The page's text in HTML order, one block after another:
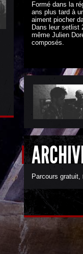
Formé dans la
ans plus tard à
aiment piocher
Dans leur setlist
même Julien
composés.
Parcours gratuit,